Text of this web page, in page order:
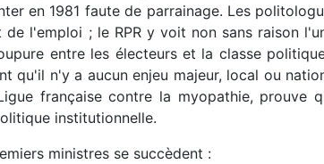
en 1981 faute de parrainage. Les
de l'emploi ; le RPR y voit non sans raison
entre les électeurs et la classe
qu'il n'y a aucun enjeu majeur, local ou
française contre la myopathie, prouve
institutionnelle.
ministres se succèdent :